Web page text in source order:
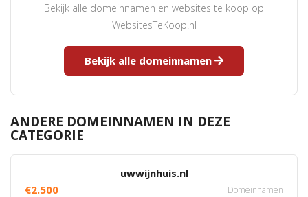
Bekijk alle domeinnamen en websites te koop op
WebsitesTeKoop.nl
Bekijk alle domeinnamen
ANDERE DOMEINNAMEN IN DEZE
CATEGORIE
uwwijnhuis.nl
€2.500
Domeinnamen